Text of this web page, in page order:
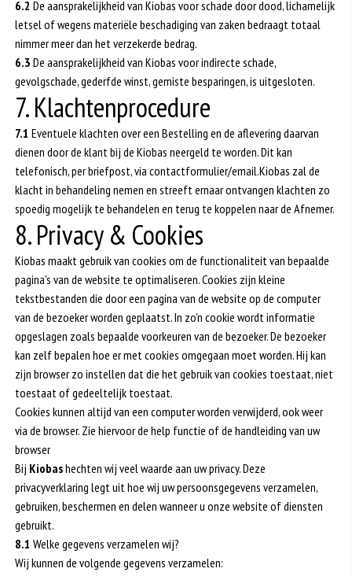
6.2 De aansprakelijkheid van Kiobas voor schade door dood, lichamelijk
letsel of wegens materiële beschadiging van zaken bedraagt totaal
nimmer meer dan het verzekerde bedrag.
6.3 De aansprakelijkheid van Kiobas voor indirecte schade,
gevolgschade, gederfde winst, gemiste besparingen, is uitgesloten.
7. Klachtenprocedure
7.1 Eventuele klachten over een Bestelling en de aflevering daarvan
dienen door de klant bij de Kiobas neergeld te worden. Dit kan
telefonisch, per briefpost, via contactformulier/email.Kiobas zal de
klacht in behandeling nemen en streeft ernaar ontvangen klachten zo
spoedig mogelijk te behandelen en terug te koppelen naar de Afnemer.
8. Privacy & Cookies
Kiobas maakt gebruik van cookies om de functionaliteit van bepaalde
pagina's van de website te optimaliseren. Cookies zijn kleine
tekstbestanden die door een pagina van de website op de computer
van de bezoeker worden geplaatst. In zo'n cookie wordt informatie
opgeslagen zoals bepaalde voorkeuren van de bezoeker. De bezoeker
kan zelf bepalen hoe er met cookies omgegaan moet worden. Hij kan
zijn browser zo instellen dat die het gebruik van cookies toestaat, niet
toestaat of gedeeltelijk toestaat.
Cookies kunnen altijd van een computer worden verwijderd, ook weer
via de browser. Zie hiervoor de help functie of de handleiding van uw
browser
Bij Kiobashechten wij veel waarde aan uw privacy. Deze
privacyverklaring legt uit hoe wij uw persoonsgegevens verzamelen,
gebruiken, beschermen en delen wanneer u onze website of diensten
gebruikt.
8.1 Welke gegevens verzamelen wij?
Wij kunnen de volgende gegevens verzamelen: